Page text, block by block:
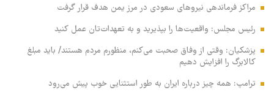
مراکز فرماندهی نیروهای سعودی در مرز یمن هدف قرار گرفت
رئیس مجلس: واقعیت‌ها را بپذیرید و به تعهدات‌تان عمل کنید
پزشکیان: وقتی از وفاق صحبت می‌کنم، منظورم مردم هستند/ باید مبلغ
کالابرگ را افزایش دهیم
ترامپ: همه چیز درباره ایران به طور استثنایی خوب پیش می‌رود